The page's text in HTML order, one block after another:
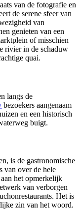
van de fotografie en
de serene sfeer van
van
genieten van een
of misschien
rivier in de schaduw
quai.
langs de
bezoekers aangenaam
en een historisch
buigt.
is de gastronomische
van over de hele
het opmerkelijk
van verborgen
Het is
zin van het woord.